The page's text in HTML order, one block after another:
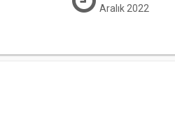
Aralık 2022